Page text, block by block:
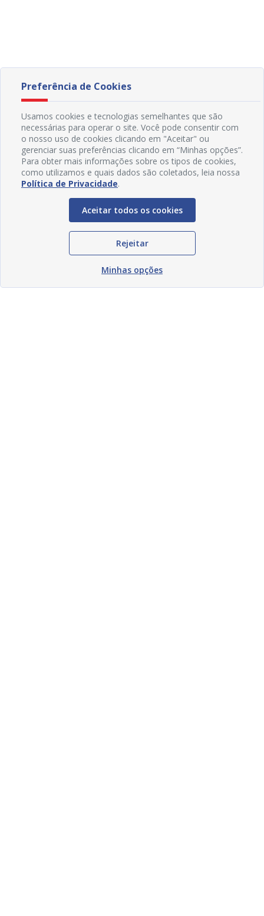
Preferência de Cookies
Usamos cookies e tecnologias semelhantes que são
necessárias para operar o site. Você pode consentir com
o nosso uso de cookies clicando em "Aceitar" ou
gerenciar suas preferências clicando em “Minhas opções”.
Para obter mais informações sobre os tipos de cookies,
como utilizamos e quais dados são coletados, leia nossa
Política de Privacidade.
Aceitar todos os cookies
Rejeitar
Minhas opções